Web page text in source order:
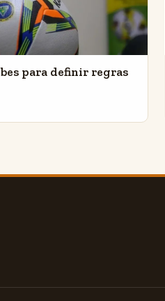
para definir regras